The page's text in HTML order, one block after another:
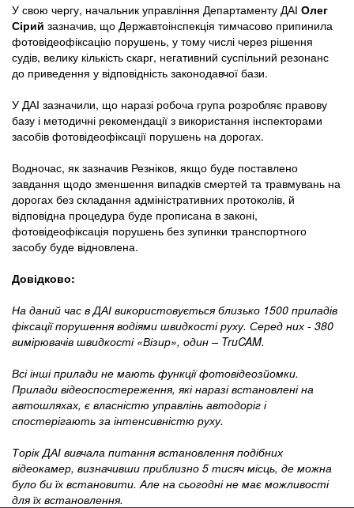
У свою чергу, начальник управління Департаменту ДАІ Олег
Сірий зазначив, що Державтоінспекція тимчасово припинила
фотовідеофіксацію порушень, у тому числі через рішення
судів, велику кількість скарг, негативний суспільний резонанс
до приведення у відповідність законодавчої бази.
У ДАІ зазначили, що наразі робоча група розробляє правову
базу і методичні рекомендації з використання інспекторами
засобів фотовідеофіксації порушень на дорогах.
Водночас, як зазначив Резніков, якщо буде поставлено
завдання щодо зменшення випадків смертей та травмувань на
дорогах без складання адміністративних протоколів, й
відповідна процедура буде прописана в законі,
фотовідеофіксація порушень без зупинки транспортного
засобу буде відновлена.
Довідково:
На даний час в ДАІ використовується близько 1500 приладів
фіксації порушення водіями швидкості руху. Серед них - 380
вимірювачів швидкості «Візир», один – TruCAM.
Всі інші прилади не мають функції фотовідеозйомки.
Прилади відеоспостереження, які наразі встановлені на
автошляхах, є власністю управлінь автодоріг і
спостерігають за інтенсивністю руху.
Торік ДАІ вивчала питання встановлення подібних
відеокамер, визначивши приблизно 5 тисяч місць, де можна
було би їх встановити. Але на сьогодні не має можливості
для їх встановлення.